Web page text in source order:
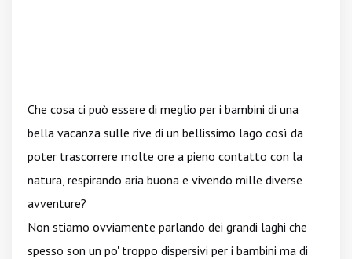
Che cosa ci può essere di meglio per i bambini di una
bella vacanza sulle rive di un bellissimo lago così da
poter trascorrere molte ore a pieno contatto con la
natura, respirando aria buona e vivendo mille diverse
avventure?
Non stiamo ovviamente parlando dei grandi laghi che
spesso son un po' troppo dispersivi per i bambini ma di